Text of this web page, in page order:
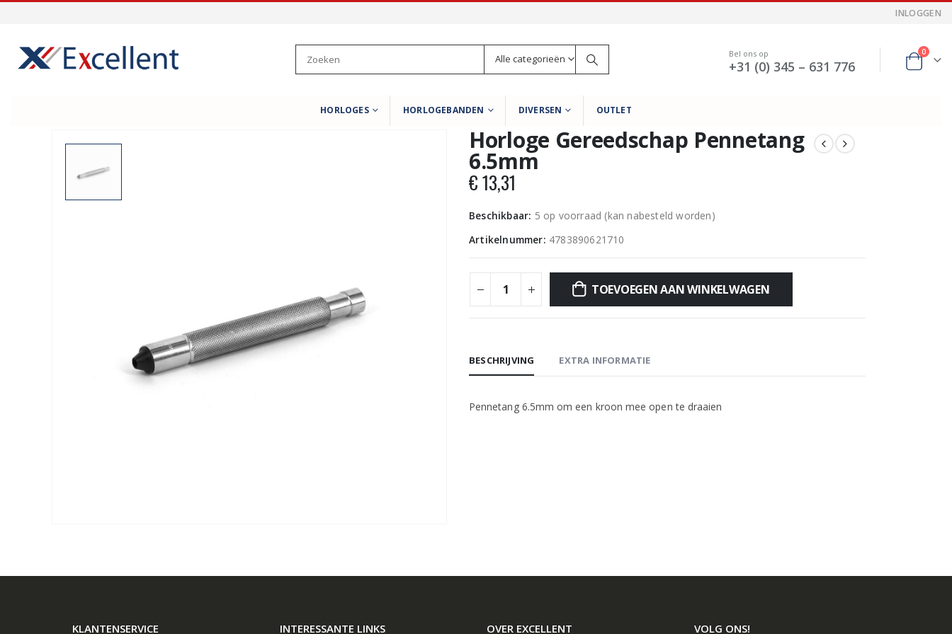
INLOGGEN
Alle categorieën Bel ons op
+31 (0) 345 – 631 776
0
HORLOGES HORLOGEBANDEN DIVERSEN OUTLET
Horloge Gereedschap Pennetang
6.5mm
€13,31
Beschikbaar: 5 op voorraad (kan nabesteld worden)
Artikelnummer: 4783890621710
TOEVOEGEN AAN WINKELWAGEN
BESCHRIJVING EXTRA INFORMATIE
Pennetang 6.5mm om een kroon mee open te draaien
KLANTENSERVICE INTERESSANTE LINKS OVER EXCELLENT VOLG ONS!